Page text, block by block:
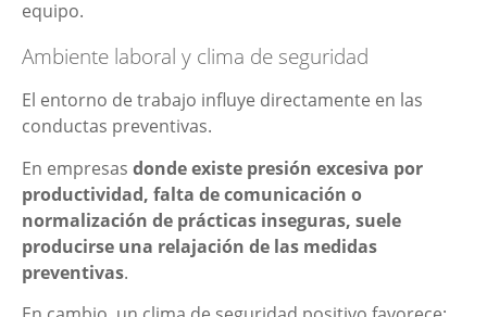
equipo.
Ambiente laboral y clima de seguridad
El entorno de trabajo influye directamente en las
conductas preventivas.
En empresas donde existe presión excesiva por
productividad, falta de comunicación o
normalización de prácticas inseguras, suele
producirse una relajación de las medidas
preventivas.